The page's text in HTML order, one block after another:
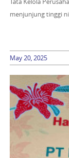
menjunjung tinggi
May 20, 2025